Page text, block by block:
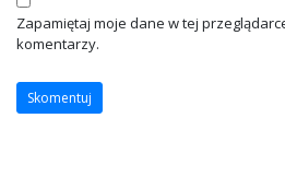
Zapamiętaj moje dane w tej
komentarzy.